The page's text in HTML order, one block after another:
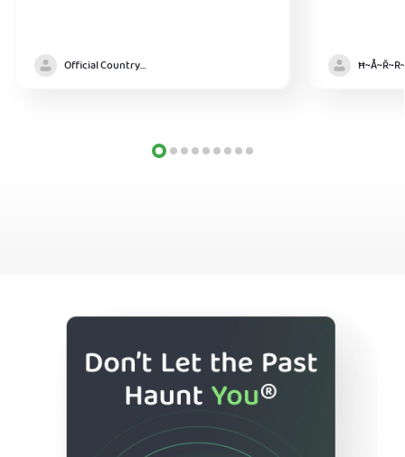
Official Country model